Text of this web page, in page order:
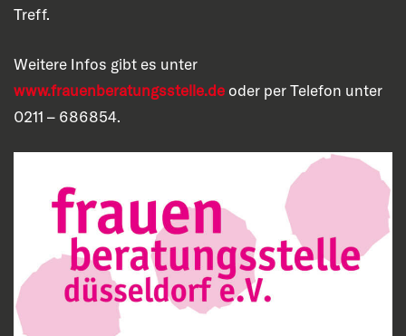
Treff.
Weitere Infos gibt es unter
www.frauenberatungsstelle.deoder per Telefon unter
0211 – 686854.